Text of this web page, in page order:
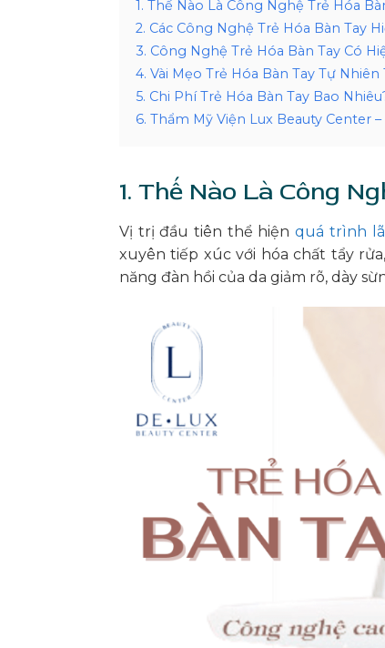
1. Thế Nào Là Công Nghệ Trẻ Hóa
2. Các Công Nghệ Trẻ Hóa Bàn Tay
3. Công Nghệ Trẻ Hóa Bàn Tay Có
4. Vài Mẹo Trẻ Hóa Bàn Tay Tự Nhiên
5. Chi Phí Trẻ Hóa Bàn Tay Bao
6. Thẩm Mỹ Viện Lux Beauty Center
1. Thế Nào Là Công
Vị trị đầu tiên thể hiệnquá trình
xuyên tiếp xúc với hóa chất tẩy
năng đàn hồi của da giảm rõ, dày